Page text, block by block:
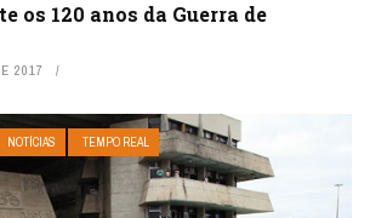
os 120 anos da Guerra de
2017
NOTÍCIAS TEMPO REAL